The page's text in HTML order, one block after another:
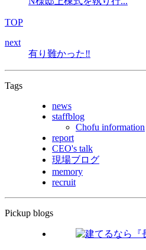
TOP
next
有り難かった‼
Tags
news
staffblog
Chofu information
report
CEO's talk
現場ブログ
memory
recruit
Pickup blogs